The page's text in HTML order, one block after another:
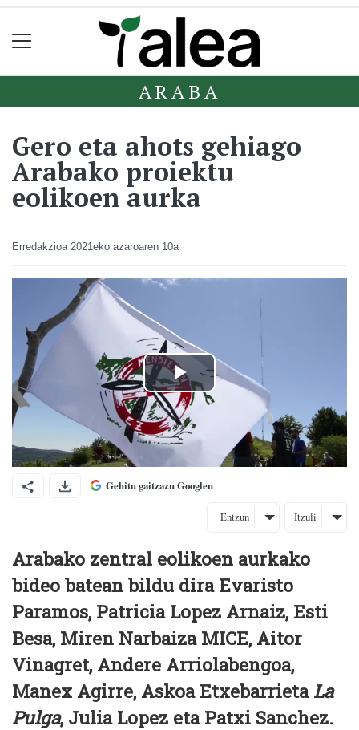
ARABA
Gero eta ahots gehiago
Arabako proiektu
eolikoen aurka
Erredakzioa 2021eko azaroaren 10a
Gehitu gaitzazu Googlen
Entzun Itzuli
Arabako zentral eolikoen aurkako
bideo batean bildu dira Evaristo
Paramos, Patricia Lopez Arnaiz, Esti
Besa, Miren Narbaiza MICE, Aitor
Vinagret, Andere Arriolabengoa,
Manex Agirre, Askoa Etxebarrieta La
Pulga, Julia Lopez eta Patxi Sanchez.